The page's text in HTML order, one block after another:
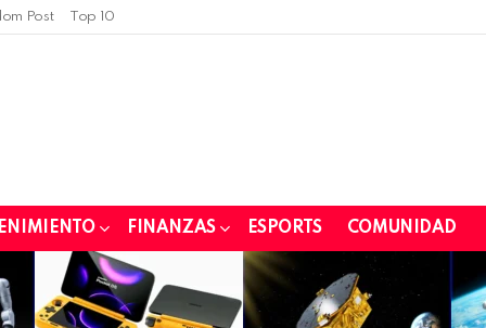
Post Top 10
FINANZAS ESPORTS COMUNIDAD